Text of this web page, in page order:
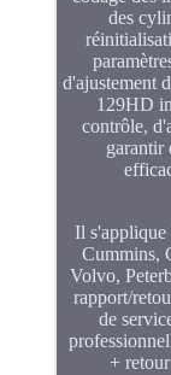
des
d'ajustement
129HD
contrôle,
garantir
Il s'applique
Cummins,
Volvo,
rapport/
de
+